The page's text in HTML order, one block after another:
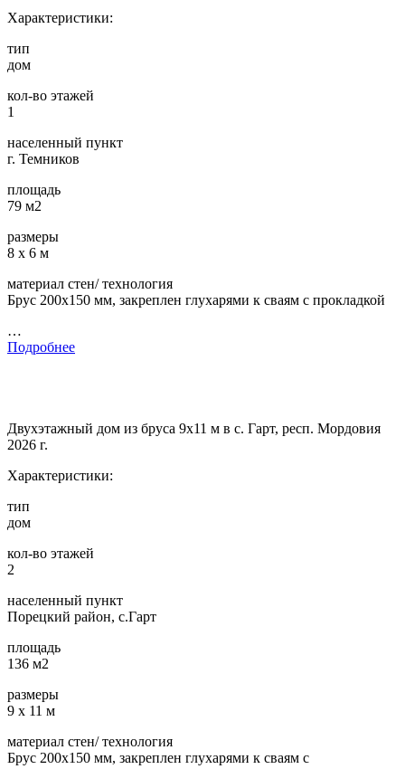
Характеристики:
тип
дом
кол-во этажей
1
населенный пункт
г. Темников
площадь
79 м2
размеры
8 х 6 м
материал стен/ технология
Брус 200х150 мм, закреплен глухарями к сваям с прокладкой
…
Подробнее
Двухэтажный дом из бруса 9х11 м в с. Гарт, респ. Мордовия
2026 г.
Характеристики:
тип
дом
кол-во этажей
2
населенный пункт
Порецкий район, с.Гарт
площадь
136 м2
размеры
9 х 11 м
материал стен/ технология
Брус 200х150 мм, закреплен глухарями к сваям с